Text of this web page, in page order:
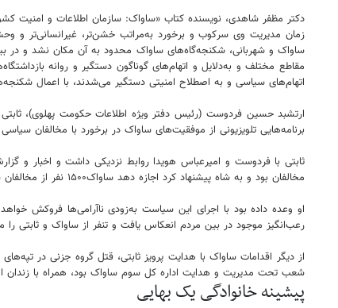
زمان مدیریت وی سرکوب و برخورد به‌مراتب خشن‌تر، غیرانسانی‌تر و
ساواک و شهربانی، شکنجه‌گاه‌های ساواک محدود به آن مکان نشد و
مقاطع مختلف و به‌دلایل و اتهام‌های گوناگون دستگیر و روانه
اتهام‌های سیاسی و به‌ اصطلاح امنیتی دستگیر می‌شدند، با اعمال
برنامه‌هایی تلویزیونی از موفقیت‌های ساواک در برخورد با مخالفان
ثابتی با فردوست و امیرعباس هویدا روابط نزدیکی داشت و اخبار و
مخالفان بود و به شاه پیشنهاد کرد اجازه دهد ساواک۱۵۰۰ نفر از مخالفان شاخص سیاسی را دستگیر کرده و به‌طور همزمان مخالفان را با شدت هرچه تمام‌تر سرکوب کند.
او وعده داده بود با اجرای این سیاست به‌زودی ناآرامی‌ها فروکش
رعب‌انگیز موجود در بین مردم انعکاس یافت و تنفر از ساواک و ثابتی
شعب تحت مدیریت و هدایت اداره کل سوم ساواک بود، همراه با زندان
پیشینه خانوادگی یک بهایی